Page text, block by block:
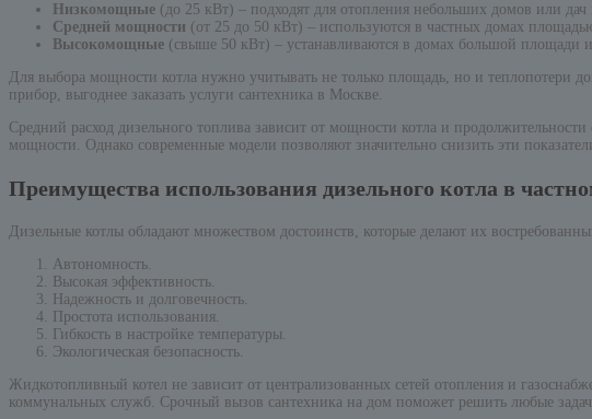
Низкомощные (до 25 кВт) – подходят для отопления небольших домов или
Средней мощности (от 25 до 50 кВт) – используются в частных домах
Высокомощные (свыше 50 кВт) – устанавливаются в домах большой площади
Для выбора мощности котла нужно учитывать не только площадь, но и теплопотери
прибор, выгоднее заказать услуги сантехника в Москве.
Средний расход дизельного топлива зависит от мощности котла и
мощности. Однако современные модели позволяют значительно снизить эти
Преимущества использования дизельного котла в
Дизельные котлы обладают множеством достоинств, которые делают их
Автономность.
Высокая эффективность.
Надежность и долговечность.
Простота использования.
Гибкость в настройке температуры.
Экологическая безопасность.
Жидкотопливный котел не зависит от централизованных сетей отопления и
коммунальных служб. Срочный вызов сантехника на дом поможет решить любые